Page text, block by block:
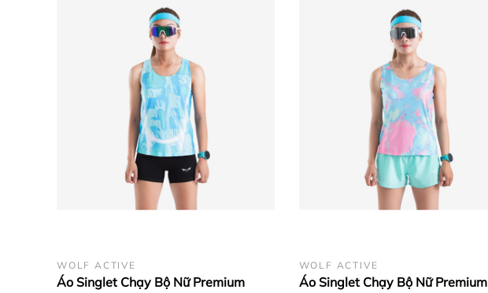
WOLF ACTIVE
Áo Singlet Chạy Bộ Nữ Premium
WOLF ACTIVE
Áo Singlet Chạy Bộ Nữ Premium